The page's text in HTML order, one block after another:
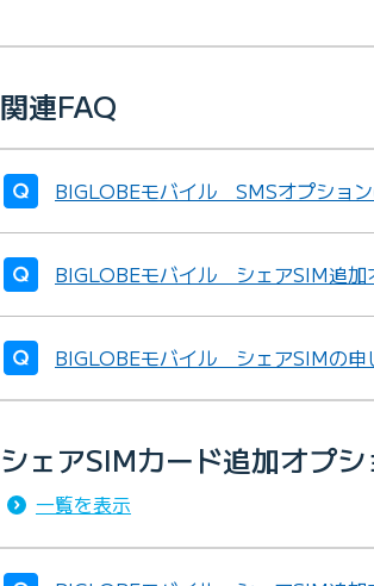
関連FAQ
BIGLOBEモバイル SMSオプショ
BIGLOBEモバイル シェアSIM追加
BIGLOBEモバイル シェアSIMの申
シェアSIMカード追加オプ
一覧を表示